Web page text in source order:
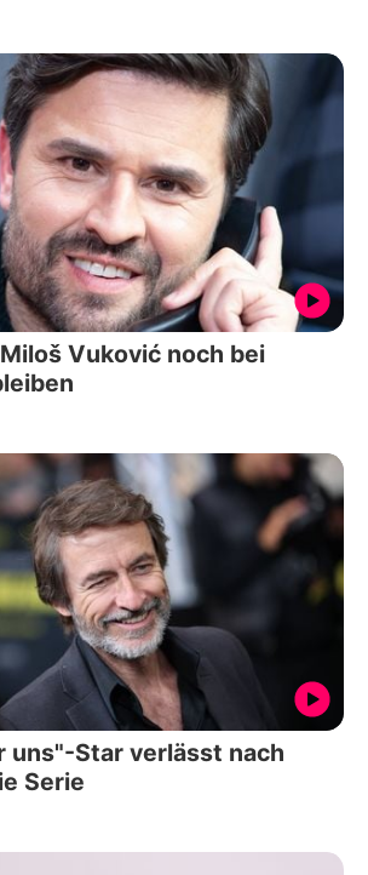
Vuković noch bei
uns"-Star verlässt nach
Serie